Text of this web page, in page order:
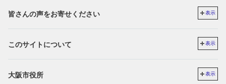
皆さんの声をお寄せください 表示
このサイトについて 表示
大阪市役所 表示